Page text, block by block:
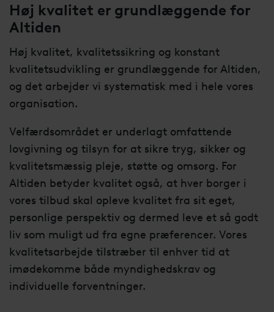
Høj kvalitet er grundlæggende for
Altiden
Høj kvalitet, kvalitetssikring og konstant
kvalitetsudvikling er grundlæggende for Altiden,
og det arbejder vi systematisk med i hele vores
organisation.
Velfærdsområdet er underlagt omfattende
lovgivning og tilsyn for at sikre tryg, sikker og
kvalitetsmæssig pleje, støtte og omsorg. For
Altiden betyder kvalitet også, at hver borger i
vores tilbud skal opleve kvalitet fra sit eget,
personlige perspektiv og dermed leve et så godt
liv som muligt ud fra egne præferencer. Vores
kvalitetsarbejde tilstræber til enhver tid at
imødekomme både myndighedskrav og
individuelle forventninger.